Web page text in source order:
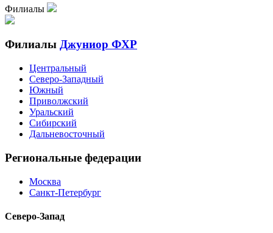
Филиалы
Филиалы Джуниор ФХР
Центральный
Северо-Западный
Южный
Приволжский
Уральский
Сибирский
Дальневосточный
Региональные федерации
Москва
Санкт-Петербург
Северо-Запад